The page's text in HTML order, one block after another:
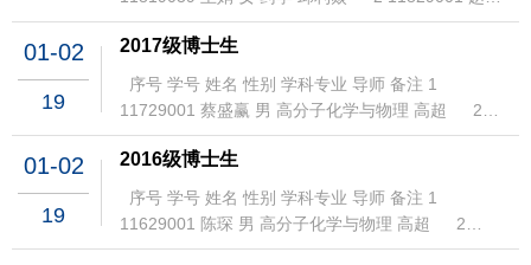
4612429046李泽波男高分子材料4712429047唐金男
高分子材料4812429048金远智男高分子材料
4912429049阿地力江·吾甫尔男高分子材料
5012429050钟子龙男高分子材料5112429051裘董超
男高分子材料5212429052包洁雨女高分子材料
5312429053唐定岐男高分子材料5412429054蒋升超
女高分子材料5512429055刘睿胤男材料与化工
5612429056田宝栋男材料与化工5712429057林金絮
女材料与化工5812429058叶宇霄男材料与化工
可欣女高分子材料 4212329042张荣女高分子材
料 4312329043高努男男高分子材料 4412329044胡
料 4612329046王瀚文男高分子材料 4712329047郑
乐天男高分子化学与物理 4812329048胡朗女高分子
材料 4912329049汪姗姗女高分子材料 5012329050
刘昊阳男高分子材料 5112329051胡蒙男高分子材
料 5212329052刘文惠女高分子材料 5312329053牟
羿贤男高分子材料 5412329054于悦女材料与化
工 5512329055张诺女高分子化学与物
培宇女高分子材料 2912229029沈欣恬女高分子材
料 3012229030吴小玲女高分子材料 3112229031常
洁婷女高分子材料 3212229032陈西屏男高分子材
料 3312229033沈晴女高分子材料 3412229034徐广
昌男高分子材料 3512229035朱梓豪男高分子材
料 3612229036冯耀千男高分子材料 3712229037叶
料 3912229039王梦婷女高分子材料 4012229040李
雨彤女高分子材料 4112229041钟志翔男高分子材
理 2412129024张柯柯男高分子化学与物
理 2512129025张倬睿男高分子化学与物
理 2712129027苏茜薇女高分子化学与物
理 2812129028赵昕晨女高分子化学与物
理 2912129029苗语宸女材料与化工 3012129030李
佳骐男材料与化工 3112129031王琳女材料与化
工 3212129032鲁淞彦男材料与化工 3312129033张
姣姣女材料与化工 3412129034孙仕超男材料与化
工 3512129035陈曼玉女高分子材料 3612129036陈
理 2012029020孔梦洁女高分子化学与物
理 2112029021李航男高分子化学与物
理 2212029022姜鑫男高分子化学与物
理 2312029023陈恺豪男高分子化学与物
理 2412029024徐嵩毅男高分子化学与物
理 2512029025沈婷女高分子化学与物
理 2712029027高越男高分子化学与物
理 2812029028王钊男高分子化学与物
理 2912029029赵自豪男高分子化学与物
1711929017刘宇航高分子化学与物理 1811929018
姚宇清高分子化学与物理 1911929019李子贤高分子
化学与物理 2011929020李腾伟高分子化学与物理
2111929021张志煌高分子化学与物理 2211929022
徐逞锴高分子化学与物理 2311929023谢瑞高分子化
学与物理 2411929024杨晨高分子化学与物理
2511929025卢陈杰高分子化学与物理 2611929026
马静雨高分子化学与物理 2711929027冯炜林高分子
高分子化学与物理杨士林3博8903528王立男高分子化
理沈之荃5博8903530张富尧男高分子化学与物理沈之
荃1博905301王利群男高分子化学与物理杨士林2博
化学院1春博915302丁兴者男高分子化学与物理杨士
林2春博915303陈红征女高分子化学与物理杨士林3秋
博915305孙维林男高分子化学与物理沈之荃1春博
925304郭圣荣男高分子化学与物理杨士林2春博
杰 女 高分子化学与物理 李扬 3 11829002 梁利娜
女 高分子化学与物理 邱利焱 4 11829003 邱泽霖
男 高分子化学与物理 朱宝库 5 11829004 吴铭榜
男 高分子化学与物理 徐志康 6 11829005 叶龙 男
高分子化学与物理 王齐 8 11829007 庞倩 女 高分
钊 10 11829009 郭变变 女 高分子化学与物理 徐志
康 11 11829010 王思棋 男 高分子化学与物理 沈之
01-02
19
2017级博士生
11729001 蔡盛赢 男 高分子化学与物理 高超 2
11729002 郭凡 女 高分子化学与物理 高超 3
11729003 李瑶 女 高分子化学与物理 凌君 4
11729004 岳艳 女 高分子化学与物理 孙维林 5
11729005 刘斌 男 高分子化学与物理 徐君庭 6
01-02
19
2016级博士生
11629001 陈琛 男 高分子化学与物理 高超 2
11629002 方波 男 高分子化学与物理 高超 3